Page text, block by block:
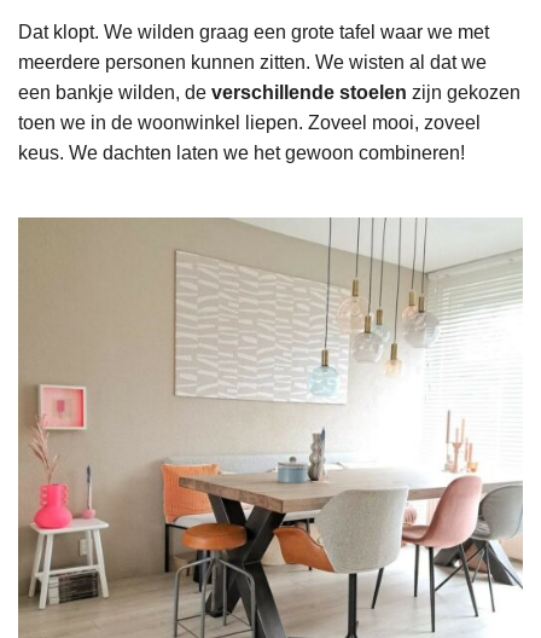
Dat klopt. We wilden graag een grote tafel waar we met
meerdere personen kunnen zitten. We wisten al dat we
een bankje wilden, de verschillende stoelen zijn gekozen
toen we in de woonwinkel liepen. Zoveel mooi, zoveel
keus. We dachten laten we het gewoon combineren!